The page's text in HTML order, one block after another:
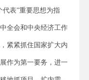
代表”重要思想为指
全会和中央经济工作
紧紧抓住国家扩大内
作为第一要务，进一